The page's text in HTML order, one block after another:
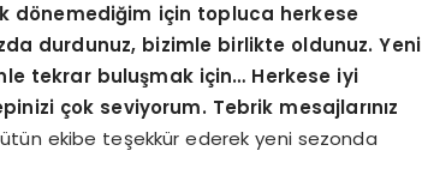
dönemediğim için topluca herkese
durdunuz, bizimle birlikte oldunuz. Yeni
tekrar buluşmak için… Herkese iyi
çok seviyorum. Tebrik mesajlarınız
ekibe teşekkür ederek yeni sezonda